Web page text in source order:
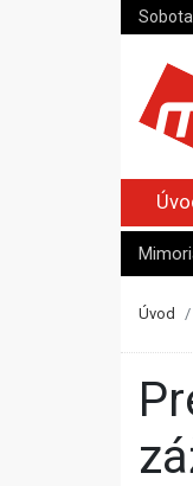
Úvod
Prešovský kraj: Pre turistov sú pripravené nové unikátne